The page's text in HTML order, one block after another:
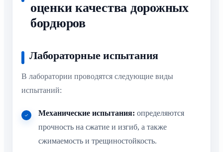
оценки качества дорожных
бордюров
Лабораторные испытания
В лаборатории проводятся следующие виды
испытаний:
Механические испытания: определяются
прочность на сжатие и изгиб, а также
сжимаемость и трещиностойкость.